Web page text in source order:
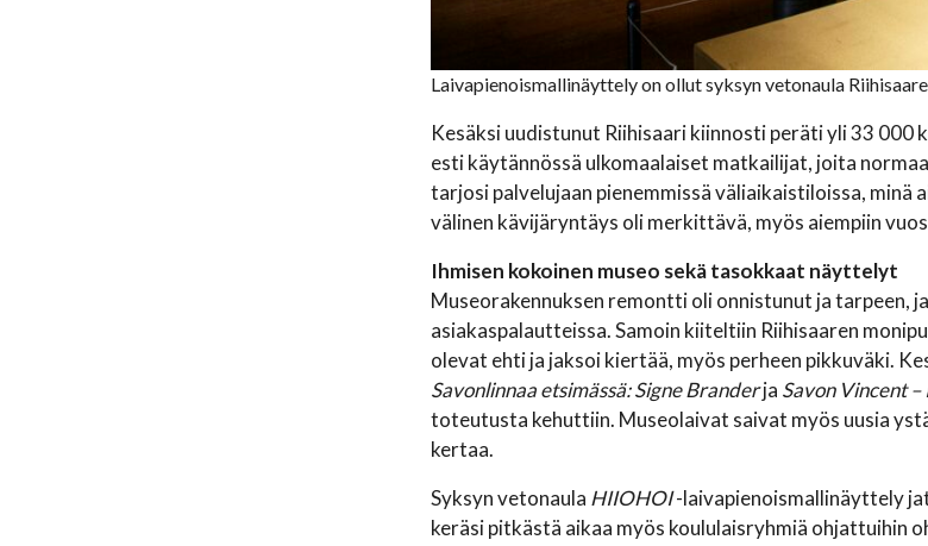
Laivapienoismallinäyttely on ollut syksyn vetonaula
Kesäksi uudistunut Riihisaari kiinnosti peräti yli 33 000
esti käytännössä ulkomaalaiset matkailijat, joita
tarjosi palvelujaan pienemmissä väliaikaistiloissa,
välinen kävijäryntäys oli merkittävä, myös aiempiin
Ihmisen kokoinen museo sekä tasokkaat näyttelyt
Museorakennuksen remontti oli onnistunut ja
asiakaspalautteissa. Samoin kiiteltiin Riihisaaren
olevat ehti ja jaksoi kiertää, myös perheen pikkuväki.
Savonlinnaa etsimässä: Signe Branderja Savon Vincent
toteutusta kehuttiin. Museolaivat saivat myös uusia
kertaa.
Syksyn vetonaula HIIOHOI-laivapienoismallinäyttely
keräsi pitkästä aikaa myös koululaisryhmiä ohjattuihin